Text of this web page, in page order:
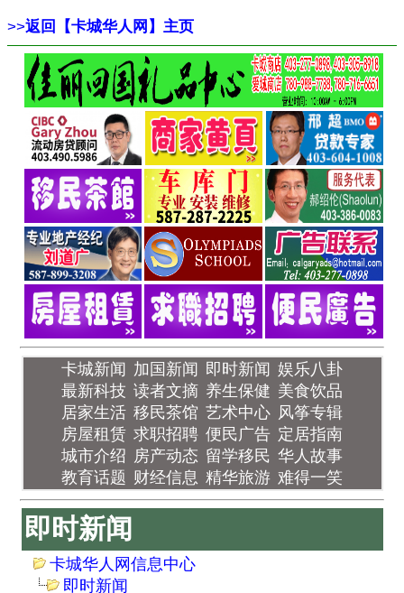
>>返回【卡城华人网】主页
卡城新闻 加国新闻 即时新闻 娱乐八卦
最新科技 读者文摘 养生保健 美食饮品
居家生活 移民茶馆 艺术中心 风筝专辑
房屋租赁 求职招聘 便民广告 定居指南
城市介绍 房产动态 留学移民 华人故事
教育话题 财经信息 精华旅游 难得一笑
即时新闻
卡城华人网信息中心
即时新闻